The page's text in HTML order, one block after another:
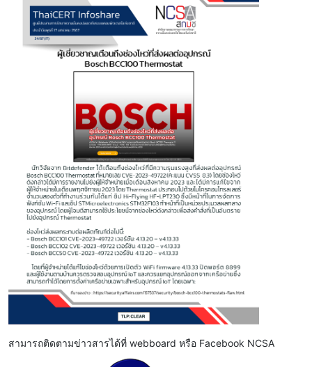
สามารถติดตามข่าวสารได้ที่ webboard หรือ Facebook NCSA